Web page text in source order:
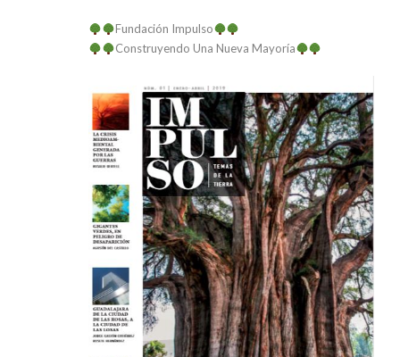
Fundación Impulso
Construyendo Una Nueva Mayoría